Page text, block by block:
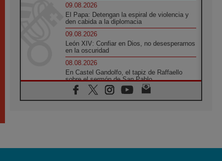
09.08.2026
El Papa: Detengan la espiral de violencia y
den cabida a la diplomacia
09.08.2026
León XIV: Confiar en Dios, no desesperarnos
en la oscuridad
08.08.2026
En Castel Gandolfo, el tapiz de Raffaello
sobre el sermón de San Pablo
08.08.2026
En Colombia, «la paz no se compra con una
08.08.2026